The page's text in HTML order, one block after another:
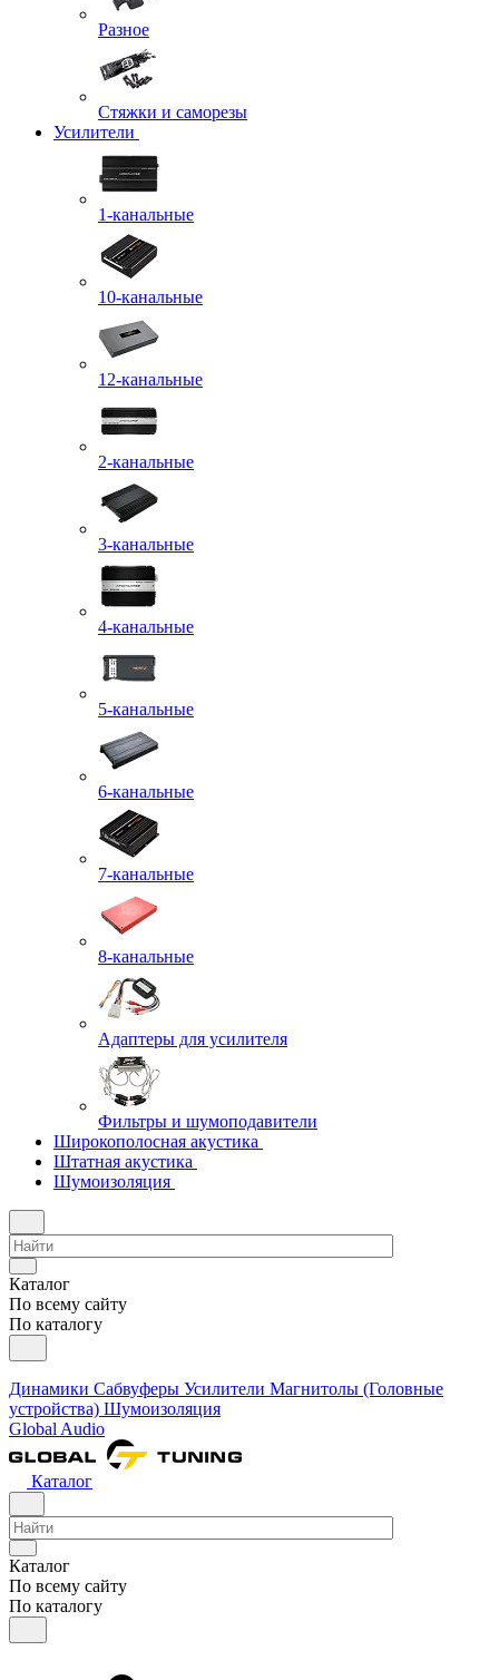
Разное
Стяжки и саморезы
Усилители
1-канальные
10-канальные
12-канальные
2-канальные
3-канальные
4-канальные
5-канальные
6-канальные
7-канальные
8-канальные
Адаптеры для усилителя
Фильтры и шумоподавители
Широкополосная акустика
Штатная акустика
Шумоизоляция
Каталог
По всему сайту
По каталогу
Динамики Сабвуферы Усилители Магнитолы (Головные
устройства) Шумоизоляция
Global Audio
Каталог
Каталог
По всему сайту
По каталогу